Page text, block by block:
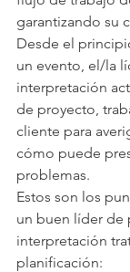
garantizando su
Desde el
un evento, el/la
interpretación
de proyecto,
cliente para
cómo puede
problemas.
Estos son los
un buen líder de
interpretación
planificación: